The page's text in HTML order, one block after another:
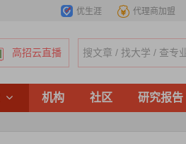
代理商加盟
优生涯
高招云直播
机构 社区 研究报告